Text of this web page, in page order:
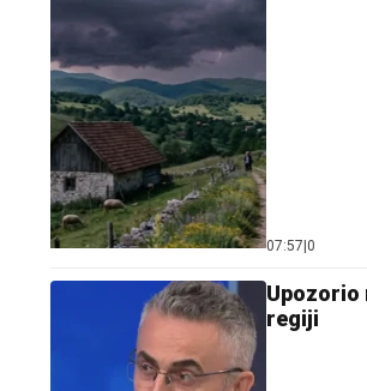
07:57 0
Upozorio
regiji